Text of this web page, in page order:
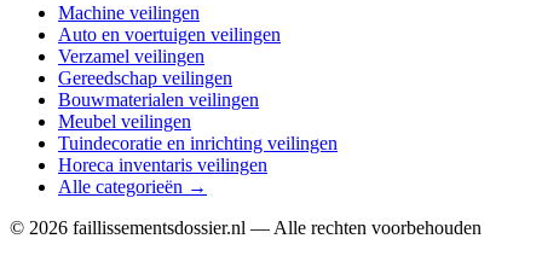
Machine veilingen
Auto en voertuigen veilingen
Verzamel veilingen
Gereedschap veilingen
Bouwmaterialen veilingen
Meubel veilingen
Tuindecoratie en inrichting veilingen
Horeca inventaris veilingen
Alle categorieën →
© 2026 faillissementsdossier.nl — Alle rechten voorbehouden